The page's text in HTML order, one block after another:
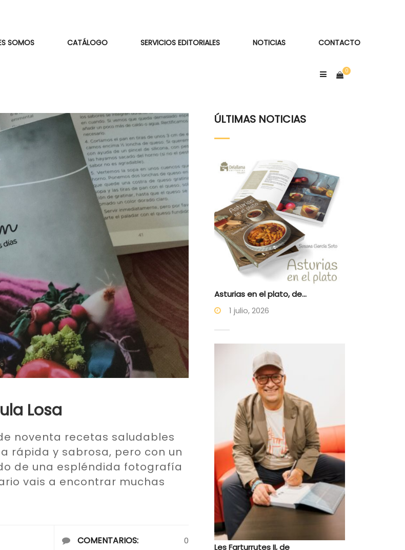
SOMOS CATÁLOGO SERVICIOS EDITORIALES NOTICIAS CONTACTO
Losa
noventa recetas saludables
rápida y sabrosa, pero con un
de una espléndida fotografía
vais a encontrar muchas
COMENTARIOS: 0
ÚLTIMAS NOTICIAS
Asturias en el plato, de...
1 julio, 2026
Les Farturrutes II, de